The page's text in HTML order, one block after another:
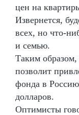
цен на
Извернется,
всех, но что-
и семью.
Таким образом,
позволит
фонда в
долларов.
Оптимисты